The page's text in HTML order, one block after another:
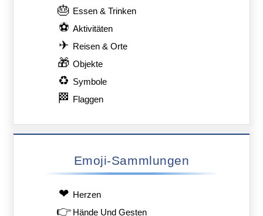
🎂 Essen & Trinken
⚽ Aktivitäten
✈ Reisen & Orte
🎁 Objekte
♻ Symbole
🏁 Flaggen
Emoji-Sammlungen
❤ Herzen
👉 Hände Und Gesten